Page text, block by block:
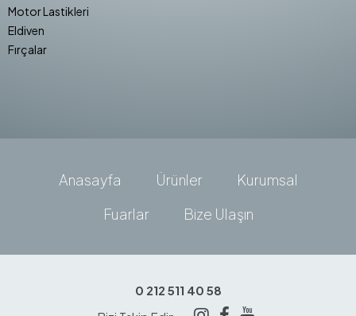
Motor Lastikleri
Eldiven
Fırçalar
Anasayfa Ürünler
Kurumsal
Fuarlar
Bize Ulaşın
0 212 511 40 58